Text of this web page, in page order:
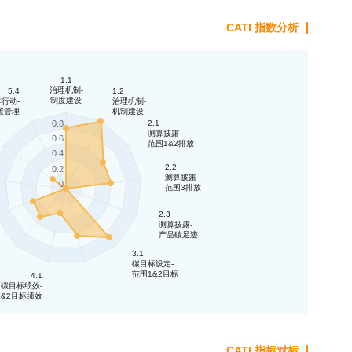
CATI 指数分析
1.1
治理机制-
制度建设
1.2
治理机制-
机制建设
2.1
测算披露-
范围1&2排放
2.2
测算披露-
范围3排放
2.3
测算披露-
产品碳足迹
3.1
碳目标设定-
范围1&2目标
4.1
碳目标绩效-
目标绩效
5.4
行动-
管理
0
0.2
0.4
0.6
0.8